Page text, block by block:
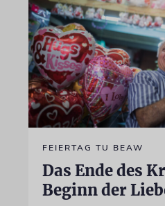
FEIERTAG TU BEAW
Das Ende des
Beginn der